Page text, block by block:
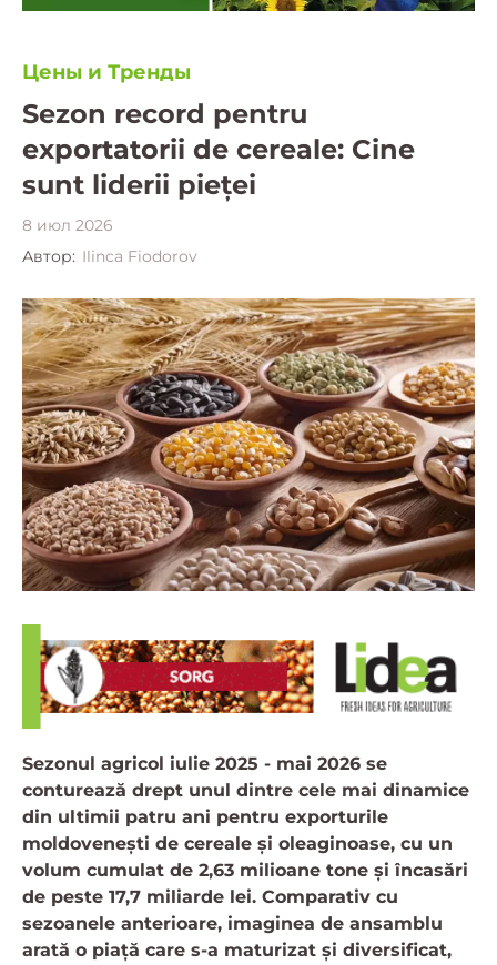
Цены и Тренды
Sezon record pentru
exportatorii de cereale: Cine
sunt liderii pieței
8 июл 2026
Автор: Ilinca Fiodorov
Sezonul agricol iulie 2025 - mai 2026 se
conturează drept unul dintre cele mai dinamice
din ultimii patru ani pentru exporturile
moldovenești de cereale și oleaginoase, cu un
volum cumulat de 2,63 milioane tone și încasări
de peste 17,7 miliarde lei. Comparativ cu
sezoanele anterioare, imaginea de ansamblu
arată o piață care s-a maturizat și diversificat,